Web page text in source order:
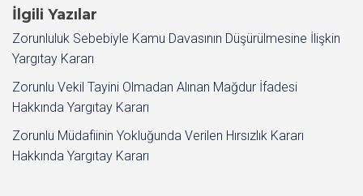
İlgili Yazılar
Zorunluluk Sebebiyle Kamu Davasının Düşürülmesine İlişkin
Yargıtay Kararı
Zorunlu Vekil Tayini Olmadan Alınan Mağdur İfadesi
Hakkında Yargıtay Kararı
Zorunlu Müdafiinin Yokluğunda Verilen Hırsızlık Kararı
Hakkında Yargıtay Kararı